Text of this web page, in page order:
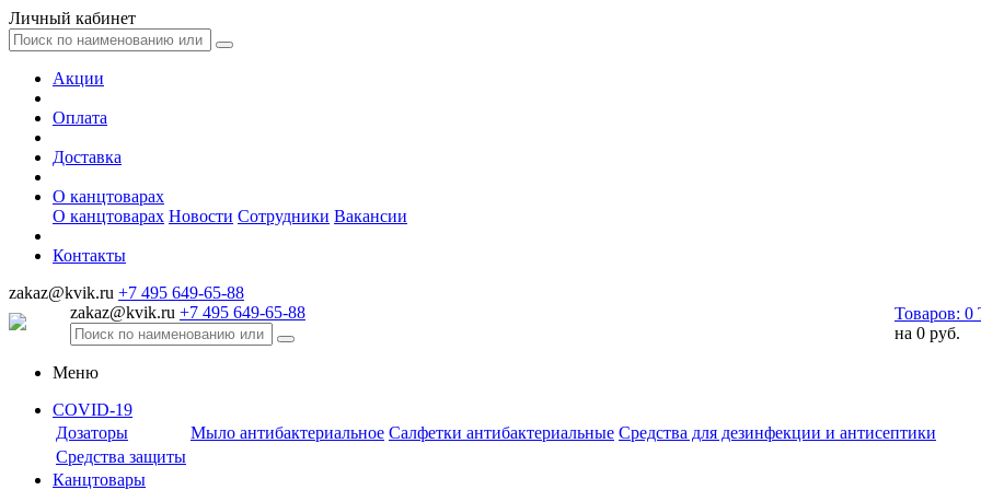
Личный кабинет
Акции
Оплата
Доставка
О канцтоварах
О канцтоварах Новости Сотрудники Вакансии
Контакты
zakaz@kvik.ru +7 495 649-65-88
zakaz@kvik.ru +7 495 649-65-88 Товаров: 0
на 0 руб.
Меню
COVID-19
Дозаторы
Мыло антибактериальное Салфетки антибактериальные Средства для дезинфекции и антисептики
Средства защиты
Канцтовары